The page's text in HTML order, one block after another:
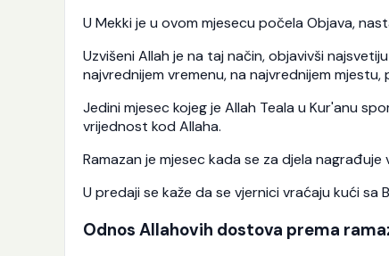
U Mekki je u ovom mjesecu počela Objava,
Uzvišeni Allah je na taj način, objavivši
najvrednijem vremenu, na najvrednijem
Jedini mjesec kojeg je Allah Teala u Kur'anu
vrijednost kod Allaha.
Ramazan je mjesec kada se za djela
U predaji se kaže da se vjernici vraćaju kući
Odnos Allahovih dostova prema